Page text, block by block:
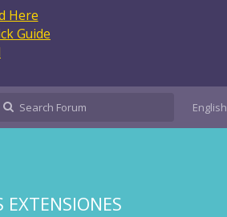
Here
Guide
English
EXTENSIONES